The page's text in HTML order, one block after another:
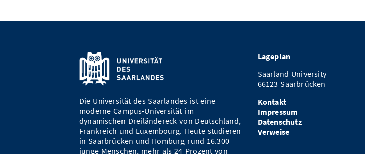
Die Universität des Saarlandes ist eine
moderne Campus-Universität im
dynamischen Dreiländereck von Deutschland,
Frankreich und Luxembourg. Heute studieren
in Saarbrücken und Homburg rund 16.300
junge Menschen, mehr als 24 Prozent von
Lageplan
Saarland University
66123 Saarbrücken
Kontakt
Impressum
Datenschutz
Verweise